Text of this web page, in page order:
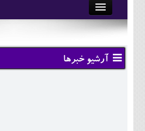
آرشیو
تماس با ما
وبلاگ
آرشیو خبرها